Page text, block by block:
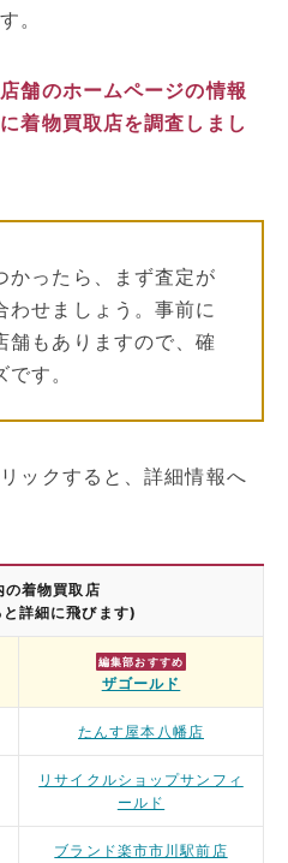
。
舗のホームページの情報
着物買取店を調査しまし
かったら、まず査定が
わせましょう。事前に
舗もありますので、確
す。
ックすると、詳細情報へ
の着物買取店
詳細に飛びます)
編集部おすすめ
ザゴールド
たんす屋本八幡店
リサイクルショップサンフィ
ールド
ブランド楽市市川駅前店